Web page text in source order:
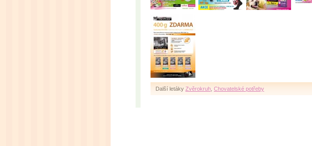
Další letáky Zvěrokruh Chovatelské potřeby